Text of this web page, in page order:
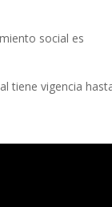
social es
tiene vigencia